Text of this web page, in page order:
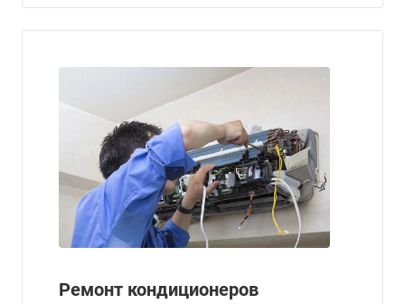
Ремонт кондиционеров